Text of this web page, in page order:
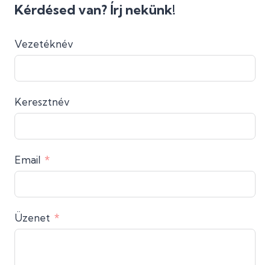
Kérdésed van? Írj nekünk!
Vezetéknév
Keresztnév
Email
Üzenet